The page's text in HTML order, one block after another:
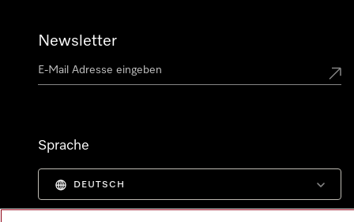
Newsletter
Sprache
DEUTSCH